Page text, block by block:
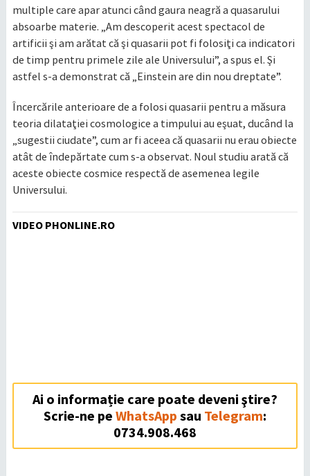
multiple care apar atunci când gaura neagră a quasarului
absoarbe materie. „Am descoperit acest spectacol de
artificii şi am arătat că şi quasarii pot fi folosiţi ca indicatori
de timp pentru primele zile ale Universului”, a spus el. Şi
astfel s-a demonstrat că „Einstein are din nou dreptate”.
Încercările anterioare de a folosi quasarii pentru a măsura
teoria dilataţiei cosmologice a timpului au eşuat, ducând la
„sugestii ciudate”, cum ar fi aceea că quasarii nu erau obiecte
atât de îndepărtate cum s-a observat. Noul studiu arată că
aceste obiecte cosmice respectă de asemenea legile
Universului.
VIDEO PHONLINE.RO
Ai o informație care poate deveni ştire?
Scrie-ne pe WhatsApp sau Telegram:
0734.908.468